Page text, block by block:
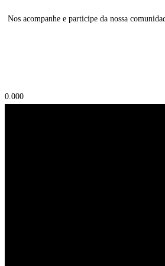
Nos acompanhe e participe da nossa
0.000